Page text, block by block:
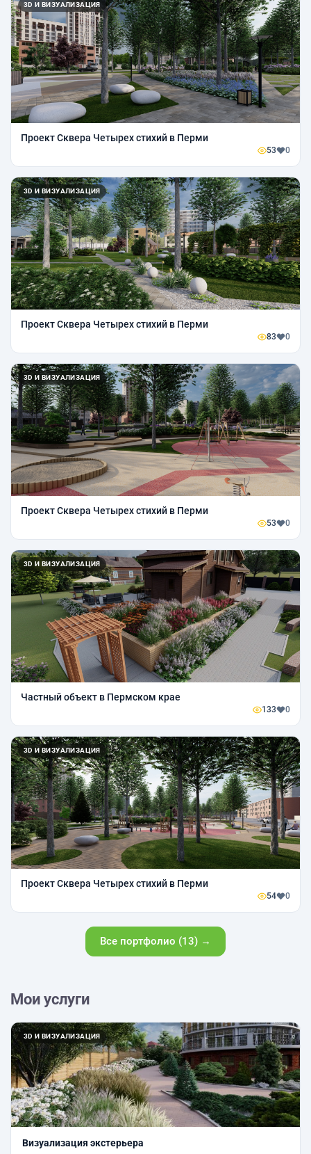
3D И ВИЗУАЛИЗАЦИЯ
Проект Сквера Четырех стихий в Перми
53 0
3D И ВИЗУАЛИЗАЦИЯ
Проект Сквера Четырех стихий в Перми
83 0
3D И ВИЗУАЛИЗАЦИЯ
Проект Сквера Четырех стихий в Перми
53 0
3D И ВИЗУАЛИЗАЦИЯ
Частный объект в Пермском крае
133 0
3D И ВИЗУАЛИЗАЦИЯ
Проект Сквера Четырех стихий в Перми
54 0
Все портфолио (13) →
Мои услуги
3D И ВИЗУАЛИЗАЦИЯ
Визуализация экстерьера